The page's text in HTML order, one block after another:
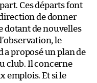
Ces départs font
de donner
dotant de nouvelles
le
a proposé un plan de
club. Il concerne
emplois. Et si le